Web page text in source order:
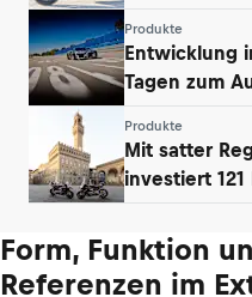
Produkte
Entwicklung
Tagen zum
Produkte
Mit satter
investiert
Form, Funktion
Referenzen im